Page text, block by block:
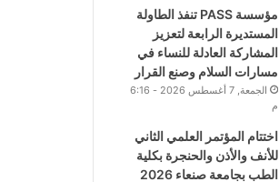
مؤسسة PASS تنفذ الطاولة
المستديرة الرابعة لتعزيز
المشاركة العادلة للنساء في
مسارات السلام وصنع القرار
الجمعة, 7 أغسطس 2026 - 6:16
م
اختتام المؤتمر العلمي الثاني
للأنف والأذن والحنجرة بكلية
الطب بجامعة صنعاء 2026